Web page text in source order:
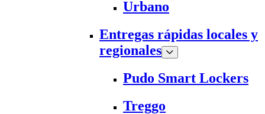
Urbano
Entregas rápidas locales y
regionales
Pudo Smart Lockers
Treggo